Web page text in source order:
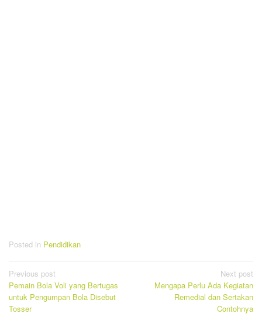
Posted in Pendidikan
Post
navigation
Previous post
Pemain Bola Voli yang Bertugas
untuk Pengumpan Bola Disebut
Tosser
Next post
Mengapa Perlu Ada Kegiatan
Remedial dan Sertakan
Contohnya